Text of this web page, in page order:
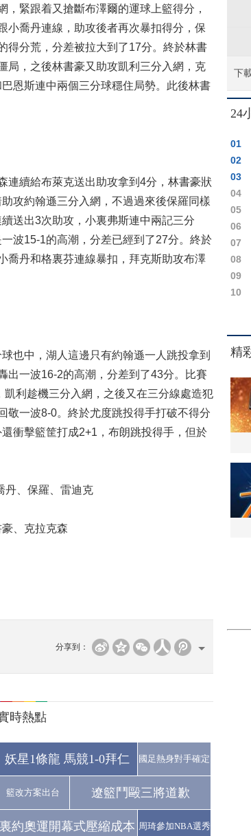
緊跟着又搶斷布澤爾的運球上籃得分，
小喬丹連線，助攻後者再次暴扣得分，保
得分荒，分差被拉大到了17分。終於林書
局，之後林書豪又助攻凱利三分入網，克
恩斯連中兩個三分球穩住局勢。此後林書
續給布萊克送出助攻拿到4分，林書豪狀
攻約翰遜三分入網，不過過來後保羅同樣
送出3次助攻，小裏弗斯連中兩記三分
波15-1的高潮，分差已經到了27分。終於
喬丹和格裏芬連線暴扣，拜克斯助攻布澤
中，湖人這邊只有約翰遜一人跳投拿到
出一波16-2的高潮，分差到了43分。比賽
利趁機三分入網，之後又在三分線處造犯
敬一波8-0。終於尤度跳投得手打破不得分
衝擊籃筐打成2+1，布朗跳投得手，但於
、保羅、雷迪克
、克拉克森
分享到：
時熱點
妖星1條龍 馬競1-0拜仁 國足熱身對手確定
籃改方案出台 遼籃鬥毆三將道歉
裏約奧運開幕式壓縮成本 周琦參加NBA選秀
下
24
01
02
03
04
05
06
07
08
09
10